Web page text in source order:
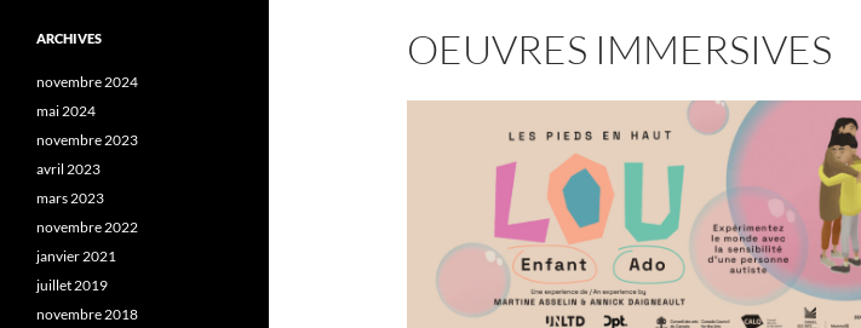
OEUVRES IMMERSIVES
ARCHIVES
novembre 2024
mai 2024
novembre 2023
avril 2023
mars 2023
novembre 2022
janvier 2021
juillet 2019
novembre 2018